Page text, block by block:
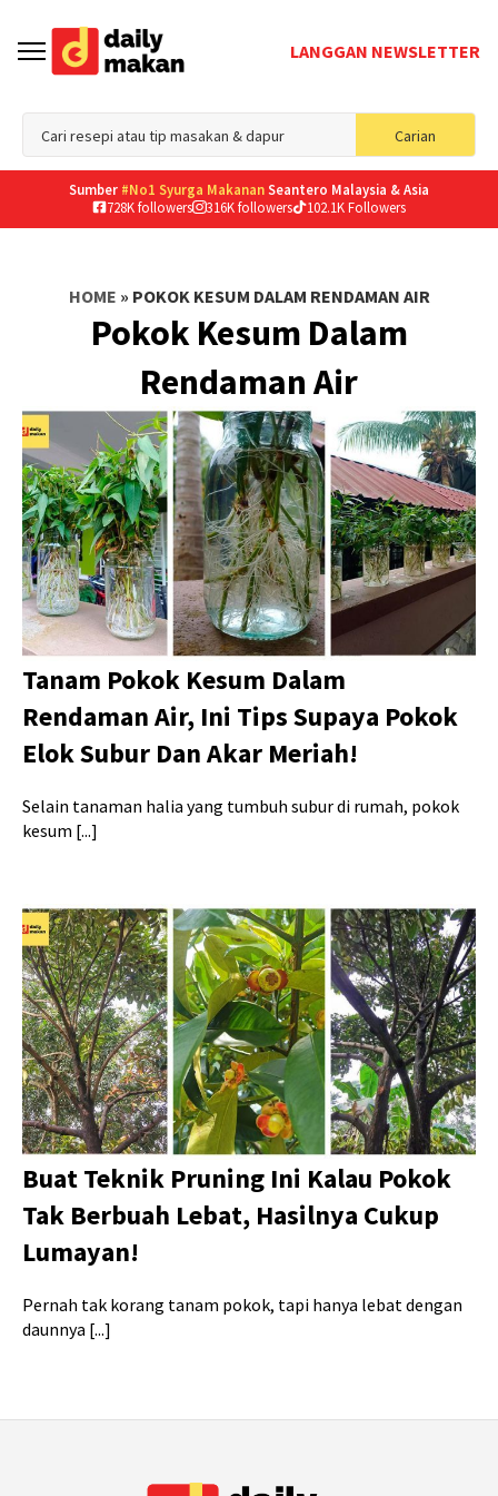
LANGGAN NEWSLETTER
Carian
for:
Sumber #No1 Syurga MakananSeantero Malaysia & Asia
728K followers
316K followers 102.1K Followers
HOME » POKOK KESUM DALAM RENDAMAN AIR
Pokok Kesum Dalam
Rendaman Air
Tanam Pokok Kesum Dalam
Rendaman Air, Ini Tips Supaya Pokok
Elok Subur Dan Akar Meriah!
Selain tanaman halia yang tumbuh subur di rumah, pokok
kesum [...]
Buat Teknik Pruning Ini Kalau Pokok
Tak Berbuah Lebat, Hasilnya Cukup
Lumayan!
Pernah tak korang tanam pokok, tapi hanya lebat dengan
daunnya [...]